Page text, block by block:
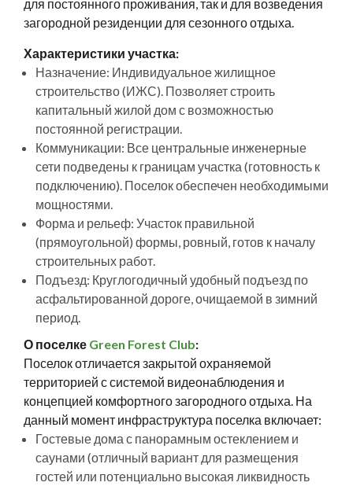
для постоянного проживания, так и для возведения
загородной резиденции для сезонного отдыха.
Характеристики участка:
Назначение: Индивидуальное жилищное
строительство (ИЖС). Позволяет строить
капитальный жилой дом с возможностью
постоянной регистрации.
Коммуникации: Все центральные инженерные
сети подведены к границам участка (готовность к
подключению). Поселок обеспечен необходимыми
мощностями.
Форма и рельеф: Участок правильной
(прямоугольной) формы, ровный, готов к началу
строительных работ.
Подъезд: Круглогодичный удобный подъезд по
асфальтированной дороге, очищаемой в зимний
период.
О поселке Green Forest Club:
Поселок отличается закрытой охраняемой
территорией с системой видеонаблюдения и
концепцией комфортного загородного отдыха. На
данный момент инфраструктура поселка включает:
Гостевые дома с панорамным остеклением и
саунами (отличный вариант для размещения
гостей или потенциально высокая ликвидность